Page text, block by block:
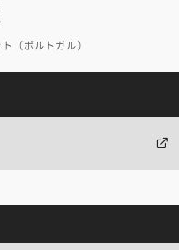
（ポルトガル）